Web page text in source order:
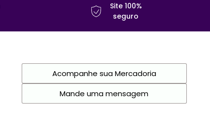
Site 100%
seguro
Acompanhe sua Mercadoria
Mande uma mensagem